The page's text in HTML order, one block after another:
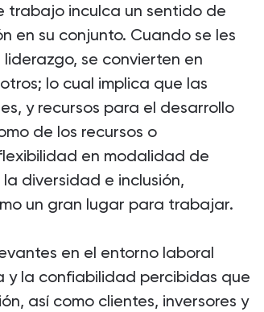
trabajo inculca un sentido de
en su conjunto. Cuando se les
se convierten en
lo cual implica que las
y recursos para el desarrollo
de los recursos o
en modalidad de
diversidad e inclusión,
un gran lugar para trabajar.
en el entorno laboral
y la confiabilidad percibidas que
así como clientes, inversores y